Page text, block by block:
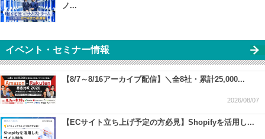
ノ...
イベント・セミナー情報
【8/7～8/16アーカイブ配信】＼全8社・累計25,000...
2026/08/07
【ECサイト立ち上げ予定の方必見】Shopifyを活用し...